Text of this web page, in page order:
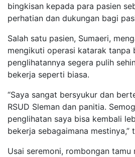
bingkisan kepada para pasien
perhatian dan dukungan bagi
Salah satu pasien, Sumaeri,
mengikuti operasi katarak tanpa
penglihatannya segera pulih
bekerja seperti biasa.
“Saya sangat bersyukur dan
RSUD Sleman dan panitia.
penglihatan saya bisa kembali
bekerja sebagaimana mestinya,”
Usai seremoni, rombongan tamu